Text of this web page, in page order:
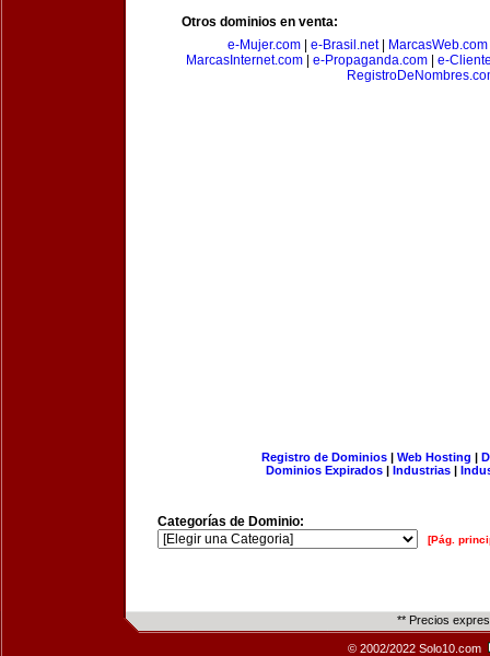
Otros dominios en venta:
e-Mujer.com| e-Brasil.net| MarcasWeb.com
MarcasInternet.com| e-Propaganda.com| e-
Registro de Dominios| Web Hosting |
Dominios Expirados | Industrias |
Categorías de Dominio:
[Pág.
** Precios
© 2002/2022 Solo10.com